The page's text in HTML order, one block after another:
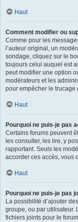
Haut
Comment modifier ou
Comme pour les
l’auteur original, un
sondage, cliquez sur le
toujours celui auquel est
peut modifier une option
modérateurs et les
pour empêcher le
Haut
Pourquoi ne puis-je pas
Certains forums peuvent
les consulter, les lire, y
rapportant. Seuls les
accorder ces accès, vous
Haut
Pourquoi ne puis-je pas
La possibilité d’ajouter
groupe, ou par utilisateur.
fichiers joints pour le